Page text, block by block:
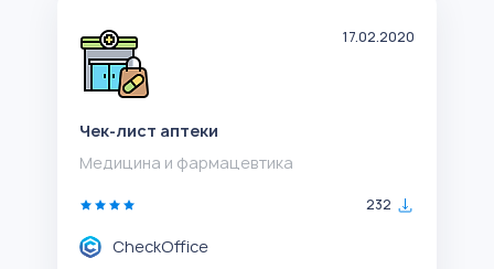
17.02.2020
Чек-лист аптеки
Медицина и фармацевтика
232
CheckOffice